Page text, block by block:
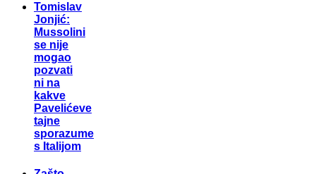
Tomislav
Jonjić:
Mussolini
se nije
mogao
pozvati
ni na
kakve
Pavelićeve
tajne
sporazume
s Italijom